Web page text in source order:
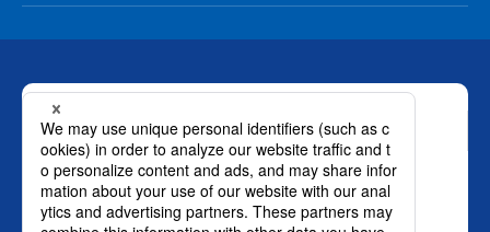
お問い合わせ
ロート製薬株式会社 通販事業部
0120-880-610